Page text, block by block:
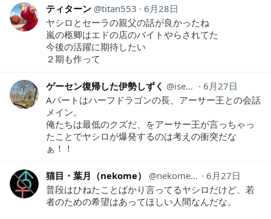
ティターン titan553
6月28日
ヤシロとセーラの親父の話が良かったね
嵐の柩卿はエドの店のバイトやらされてた
今後の活躍に期待したい
２期も作って
ゲーセン復帰した伊勢しずく isesizuku
6月27日
Aパートはハーフドラゴンの長、アーサー王との会話
メイン。
俺たちは最低のクズだ、をアーサー王が言っちゃっ
たことでヤシロが爆発するのは考えの衝突だな
ぁ！！
猫目・葉月（nekome） nekome_haduki
6月27日
普段はひねたことばかり言ってるヤシロだけど、若
者のための希望はあってほしい人間なんだな。